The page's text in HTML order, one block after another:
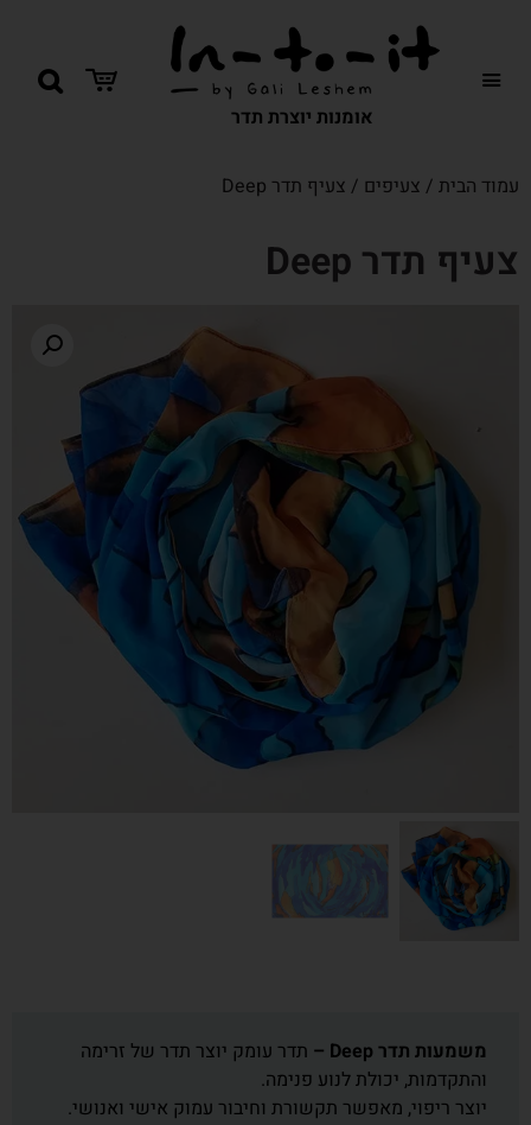
אומנות יוצרת תדר
משמעות תדר Deep –
תדר עומק יוצר תדר של זרימה
והתקדמות, יכולת לנוע פנימה.
יוצר ריפוי, מאפשר תקשורת וחיבור עמוק אישי ואנושי.
עמוד הבית / צעיפים / צעיף תדר Deep
צעיף תדר Deep